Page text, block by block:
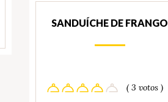
SANDUÍCHE DE FRANGO
( 3 votos )